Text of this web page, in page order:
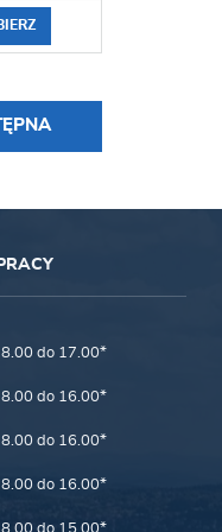
8.00 do 17.00*
8.00 do 16.00*
8.00 do 16.00*
8.00 do 16.00*